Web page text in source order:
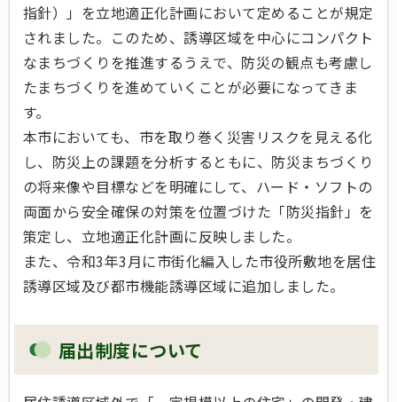
指針）」を立地適正化計画において定めることが規定
されました。このため、誘導区域を中心にコンパクト
なまちづくりを推進するうえで、防災の観点も考慮し
たまちづくりを進めていくことが必要になってきま
す。
本市においても、市を取り巻く災害リスクを見える化
し、防災上の課題を分析するともに、防災まちづくり
の将来像や目標などを明確にして、ハード・ソフトの
両面から安全確保の対策を位置づけた「防災指針」を
策定し、立地適正化計画に反映しました。
また、令和3年3月に市街化編入した市役所敷地を居住
誘導区域及び都市機能誘導区域に追加しました。
届出制度について